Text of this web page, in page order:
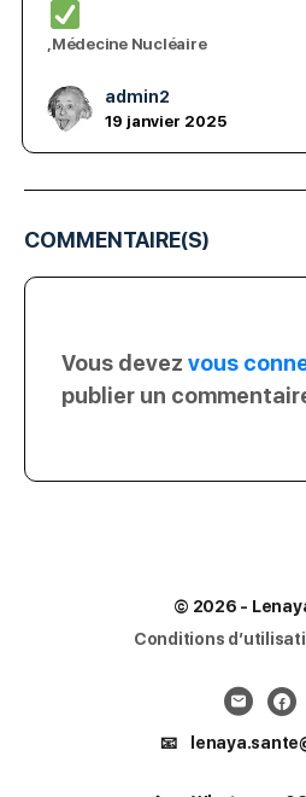
,Médecine Nucléaire
admin2
19 janvier 2025
COMMENTAIRE(S)
Vous devez vous
publier un
© 2026 -
Conditions
📧